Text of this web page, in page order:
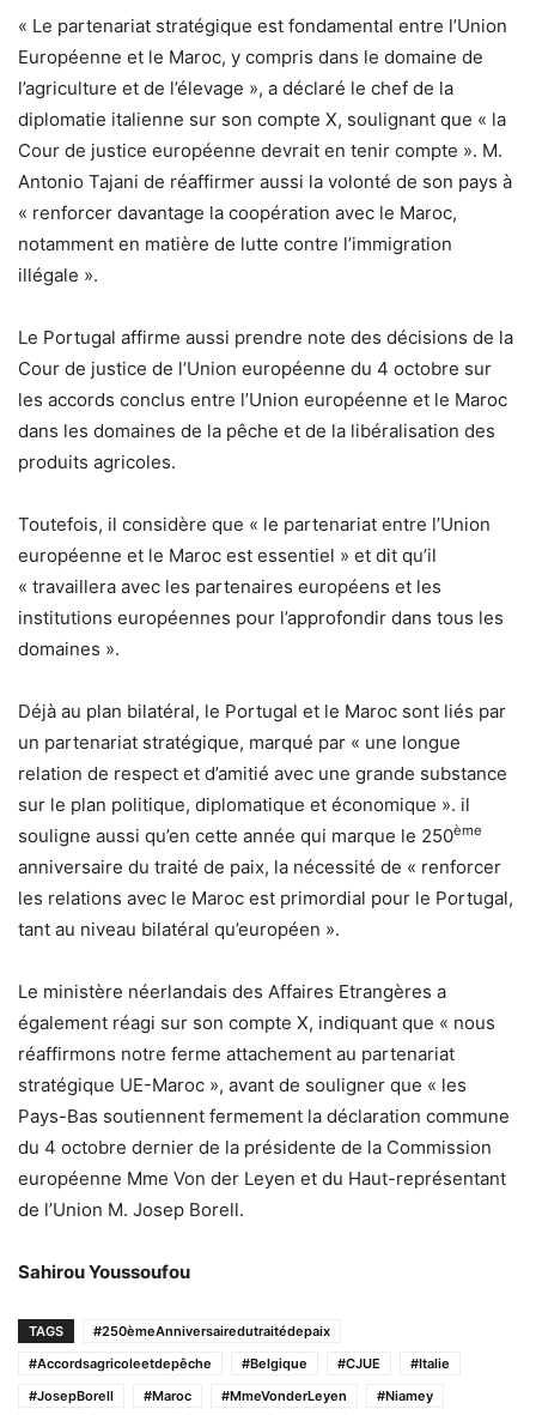
« Le partenariat stratégique est fondamental entre l’Union
Européenne et le Maroc, y compris dans le domaine de
l’agriculture et de l’élevage », a déclaré le chef de la
diplomatie italienne sur son compte X, soulignant que « la
Cour de justice européenne devrait en tenir compte ». M.
Antonio Tajani de réaffirmer aussi la volonté de son pays à
« renforcer davantage la coopération avec le Maroc,
notamment en matière de lutte contre l’immigration
illégale ».
Le Portugal affirme aussi prendre note des décisions de la
Cour de justice de l’Union européenne du 4 octobre sur
les accords conclus entre l’Union européenne et le Maroc
dans les domaines de la pêche et de la libéralisation des
produits agricoles.
Toutefois, il considère que « le partenariat entre l’Union
européenne et le Maroc est essentiel » et dit qu’il
« travaillera avec les partenaires européens et les
institutions européennes pour l’approfondir dans tous les
domaines ».
Déjà au plan bilatéral, le Portugal et le Maroc sont liés par
un partenariat stratégique, marqué par « une longue
relation de respect et d’amitié avec une grande substance
sur le plan politique, diplomatique et économique ». il
souligne aussi qu’en cette année qui marque le 250ème
anniversaire du traité de paix, la nécessité de « renforcer
les relations avec le Maroc est primordial pour le Portugal,
tant au niveau bilatéral qu’européen ».
Le ministère néerlandais des Affaires Etrangères a
également réagi sur son compte X, indiquant que « nous
réaffirmons notre ferme attachement au partenariat
stratégique UE-Maroc », avant de souligner que « les
Pays-Bas soutiennent fermement la déclaration commune
du 4 octobre dernier de la présidente de la Commission
européenne Mme Von der Leyen et du Haut-représentant
de l’Union M. Josep Borell.
Sahirou Youssoufou
TAGS
#250èmeAnniversairedutraitédepaix
#Accordsagricoleetdepêche
#Belgique #CJUE
#Italie
#JosepBorell
#Maroc #MmeVonderLeyen
#Niamey